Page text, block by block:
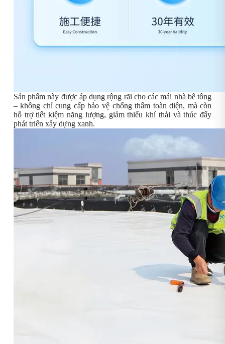
Sản phẩm này được áp dụng rộng rãi cho các mái nhà bê tông
– không chỉ cung cấp bảo vệ chống thấm toàn diện, mà còn
hỗ trợ tiết kiệm năng lượng, giảm thiểu khí thải và thúc đẩy
phát triển xây dựng xanh.